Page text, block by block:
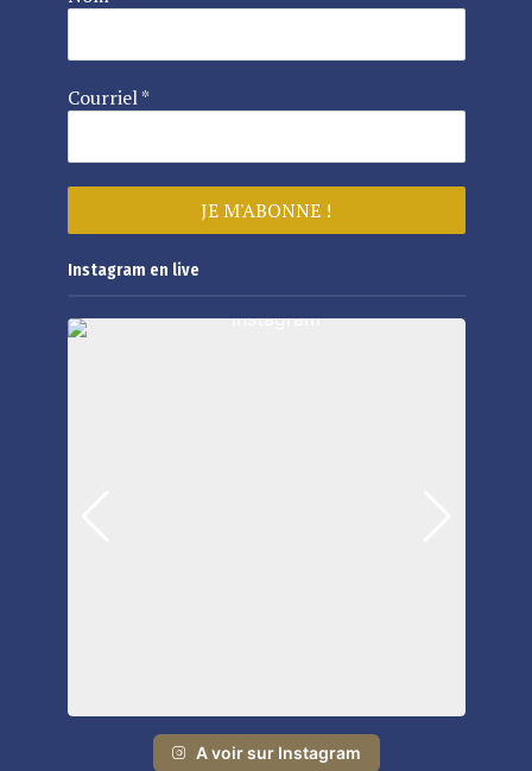
Courriel*
Instagram en live
A voir sur Instagram